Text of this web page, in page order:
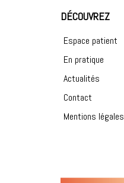
DÉCOUVREZ
Espace patient
En pratique
Actualités
Contact
Mentions légales